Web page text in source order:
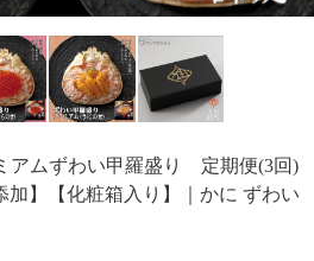
アムずわい甲羅盛り 定期便(3回)
加】【化粧箱入り】｜かに ずわい